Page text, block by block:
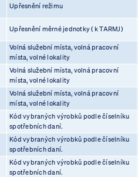
Upřesnění režimu
Upřesnění měrné jednotky ( k TARMJ)
Volná služební místa, volná pracovní
místa, volné lokality
Volná služební místa, volná pracovní
místa, volné lokality
Volná služební místa, volná pracovní
místa, volné lokality
Kód vybraných výrobků podle číselníku
spotřebních daní.
Kód vybraných výrobků podle číselníku
spotřebních daní.
Kód vybraných výrobků podle číselníku
spotřebních daní.